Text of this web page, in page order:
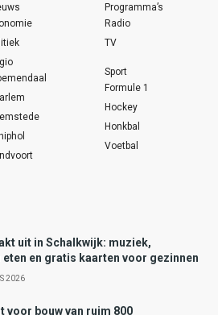
Programma’s
Radio
TV
Sport
Formule 1
Hockey
Honkbal
Voetbal
uit in Schalkwijk: muziek,
eten en gratis kaarten voor gezinnen
2026
voor bouw van ruim 800